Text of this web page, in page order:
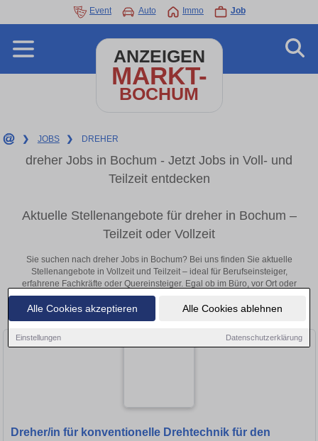
Alle Cookies akzeptieren Alle Cookies ablehnen
Einstellungen Datenschutzerklärung
Event Auto Immo Job
ANZEIGEN
MARKT-
BOCHUM
❯ JOBS ❯ DREHER
dreher Jobs in Bochum - Jetzt Jobs in Voll- und
Teilzeit entdecken
Aktuelle Stellenangebote für dreher in Bochum –
Teilzeit oder Vollzeit
Sie suchen nach dreher Jobs in Bochum? Bei uns finden Sie aktuelle
Stellenangebote in Vollzeit und Teilzeit – ideal für Berufseinsteiger,
erfahrene Fachkräfte oder Quereinsteiger. Egal ob im Büro, vor Ort oder
remote: Entdecken Sie jetzt neue Chancen in Ihrer Region und
bewerben Sie sich direkt auf passende dreher-Stellen in Bochum!
Dreher/in für konventionelle Drehtechnik für den